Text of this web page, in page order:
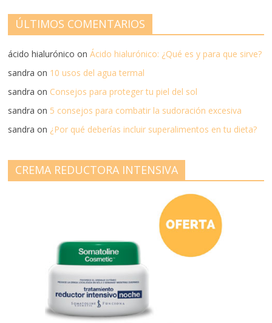
ÚLTIMOS COMENTARIOS
ácido hialurónico onÁcido hialurónico: ¿Qué es y para que sirve?
sandra on 10 usos del agua termal
sandra on Consejos para proteger tu piel del sol
sandra on 5 consejos para combatir la sudoración excesiva
sandra on ¿Por qué deberías incluir superalimentos en tu dieta?
CREMA REDUCTORA INTENSIVA